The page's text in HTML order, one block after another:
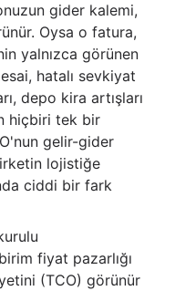
gider kalemi,
Oysa o fatura,
yalnızca görünen
hatalı sevkiyat
depo kira artışları
hiçbiri tek bir
gelir-gider
lojistiğe
ciddi bir fark
fiyat pazarlığı
(TCO) görünür